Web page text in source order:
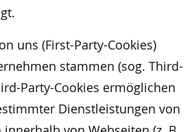
uns (First-Party-Cookies)
stammen (sog. Third-
Party-Cookies ermöglichen
Dienstleistungen von